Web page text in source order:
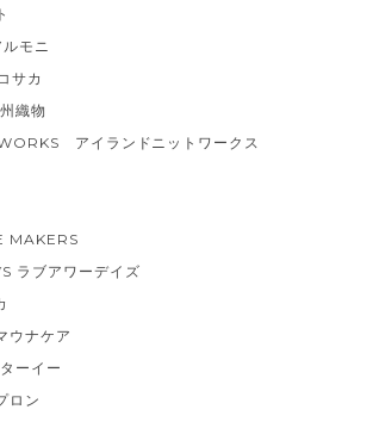
モニ
サカ
織物
アイランドニットワークス
MAKERS
ラブアワーデイズ
ウナケア
ーイー
ロン